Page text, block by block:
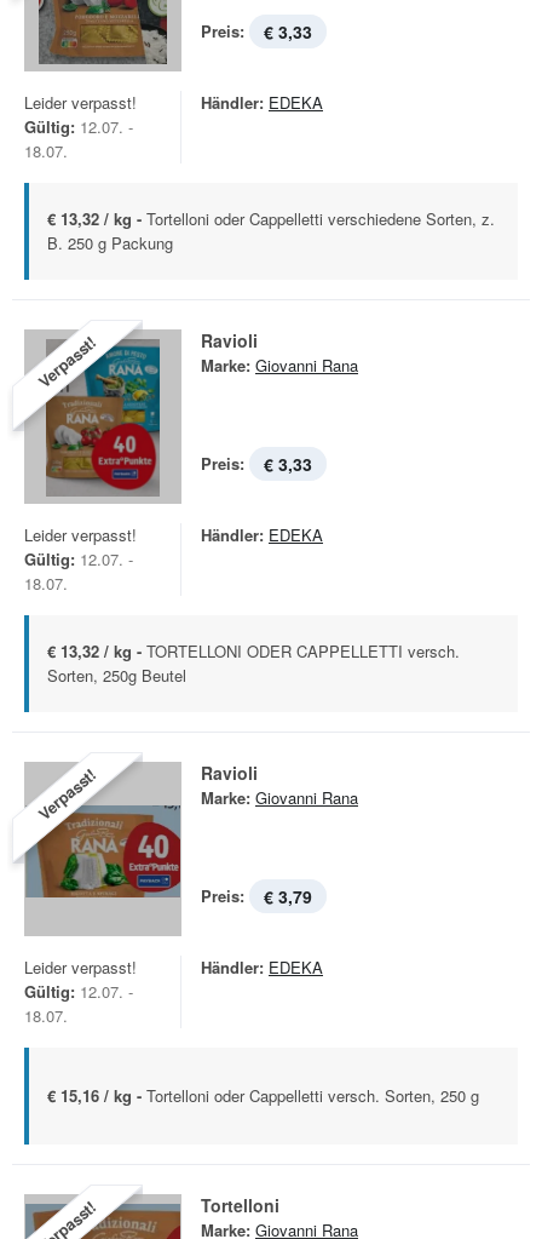
Preis: € 3,33
Leider verpasst!
Gültig: 12.07. -
18.07.
Händler: EDEKA
€ 13,32 / kg - Tortelloni oder Cappelletti verschiedene Sorten, z.
B. 250 g Packung
Verpasst! Ravioli
Marke: Giovanni Rana
Preis: € 3,33
Leider verpasst!
Gültig: 12.07. -
18.07.
Händler: EDEKA
€ 13,32 / kg - TORTELLONI ODER CAPPELLETTI versch.
Sorten, 250g Beutel
Verpasst! Ravioli
Marke: Giovanni Rana
Preis: € 3,79
Leider verpasst!
Gültig: 12.07. -
18.07.
Händler: EDEKA
€ 15,16 / kg - Tortelloni oder Cappelletti versch. Sorten, 250 g
Verpasst! Tortelloni
Marke: Giovanni Rana